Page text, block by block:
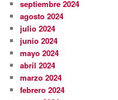
septiembre 2024
agosto 2024
julio 2024
junio 2024
mayo 2024
abril 2024
marzo 2024
febrero 2024